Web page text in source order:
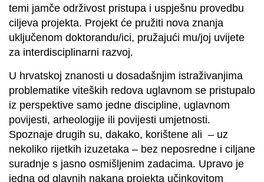
temi jamče održivost pristupa i uspješnu provedbu
ciljeva projekta. Projekt će pružiti nova znanja
uključenom doktorandu/ici, pružajući mu/joj uvijete
za interdisciplinarni razvoj.
U hrvatskoj znanosti u dosadašnjim istraživanjima
problematike viteških redova uglavnom se pristupalo
iz perspektive samo jedne discipline, uglavnom
povijesti, arheologije ili povijesti umjetnosti.
Spoznaje drugih su, dakako, korištene ali – uz
nekoliko rijetkih izuzetaka – bez neposredne i ciljane
suradnje s jasno osmišljenim zadacima. Upravo je
jedna od glavnih nakana projekta učinkovitom